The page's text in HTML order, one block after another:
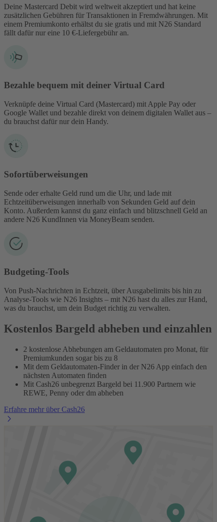
Deine Mastercard Debit wird weltweit akzeptiert und hat keine
zusätzlichen Gebühren für Transaktionen in Fremdwährungen. Mit
einem Premiumkonto erhältst du sie gratis und mit N26 Standard
fällt dafür nur eine 10 €-Liefergebühr an.
Bezahle bequem mit deiner Virtual Card
Verknüpfe deine Virtual Card (Mastercard) mit Apple Pay oder
Google Wallet und bezahle direkt von deinem digitalen Wallet aus –
du brauchst dafür nur dein Handy.
Sofortüberweisungen
Sende oder erhalte Geld rund um die Uhr, und lade mit
Echtzeitüberweisungen innerhalb von Sekunden Geld auf dein
Konto. Außerdem kannst du ganz einfach und blitzschnell Geld an
andere N26 KundInnen via MoneyBeam senden.
Budgeting-Tools
Von Push-Nachrichten in Echtzeit, über Ausgabelimits bis hin zu
Analyse-Tools wie N26 Insights – mit N26 hast du alles zur Hand,
was du brauchst, um dein Budget richtig zu verwalten.
Kostenlos Bargeld abheben und einzahlen
2 kostenlose Abhebungen am Geldautomaten pro Monat, für
Premiumkunden sogar bis zu 8
Mit dem Geldautomaten-Finder in der N26 App einfach den
nächsten Automaten finden
Mit Cash26 unbegrenzt Bargeld bei 11.900 Partnern wie
REWE, Penny oder dm abheben
Erfahre mehr über Cash26